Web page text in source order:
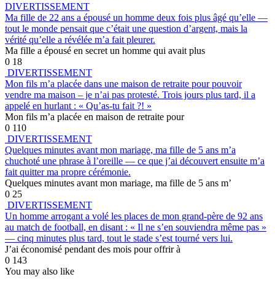
DIVERTISSEMENT
Ma fille de 22 ans a épousé un homme deux fois plus âgé qu’elle —
tout le monde pensait que c’était une question d’argent, mais la
vérité qu’elle a révélée m’a fait pleurer.
Ma fille a épousé en secret un homme qui avait plus
0 18
DIVERTISSEMENT
Mon fils m’a placée dans une maison de retraite pour pouvoir
vendre ma maison – je n’ai pas protesté. Trois jours plus tard, il a
appelé en hurlant : « Qu’as-tu fait ?! »
Mon fils m’a placée en maison de retraite pour
0 110
DIVERTISSEMENT
Quelques minutes avant mon mariage, ma fille de 5 ans m’a
chuchoté une phrase à l’oreille — ce que j’ai découvert ensuite m’a
fait quitter ma propre cérémonie.
Quelques minutes avant mon mariage, ma fille de 5 ans m’
0 25
DIVERTISSEMENT
Un homme arrogant a volé les places de mon grand-père de 92 ans
au match de football, en disant : « Il ne s’en souviendra même pas »
— cinq minutes plus tard, tout le stade s’est tourné vers lui.
J’ai économisé pendant des mois pour offrir à
0 143
You may also like